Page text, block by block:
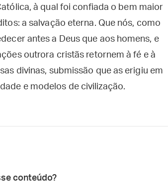
à qual foi confiada o bem maior
a salvação eterna. Que nós, como
antes a Deus que aos homens, e
outrora cristãs retornem à fé e à
divinas, submissão que as erigiu em
e modelos de civilização.
conteúdo?